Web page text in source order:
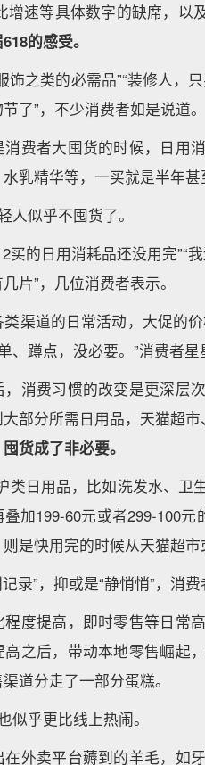
增速等具体数字的缺席，以
的感受。
饰之类的必需品”“装修人，
了”，不少消费者如是说道。
消费者大囤货的时候，日用
乳精华等，一买就是半年
人似乎不囤货了。
买的日用消耗品还没用完”“
片”，几位消费者表示。
渠道的日常活动，大促的
、蹲点，没必要。”消费者星
消费习惯的改变是更深层
部分所需日用品，天猫超市
货成了非必要。
类日用品，比如洗发水、
加199-60元或者299-100
是快用完的时候从天猫超
录”，抑或是“静悄悄”，消
度提高，即时零售等日常
之后，带动本地零售崛起
道分走了一部分蛋糕。
似乎更比线上热闹。
外卖平台薅到的羊毛，如